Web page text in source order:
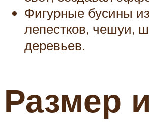
Фигурные бусины
лепестков, чешуи,
деревьев.
Размер